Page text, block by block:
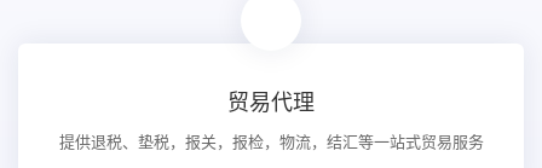
贸易代理
提供退税、垫税，报关，报检，物流，结汇等一站式贸易服务